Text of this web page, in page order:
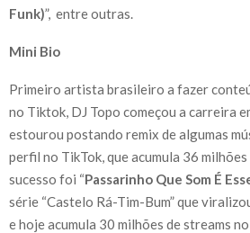
Funk)”, entre outras.
Mini Bio
Primeiro artista brasileiro a fazer
no Tiktok, DJ Topo começou a carreira
estourou postando remix de algumas
perfil no TikTok, que acumula 36
sucesso foi “Passarinho Que Som É
série “Castelo Rá-Tim-Bum” que
e hoje acumula 30 milhões de streams